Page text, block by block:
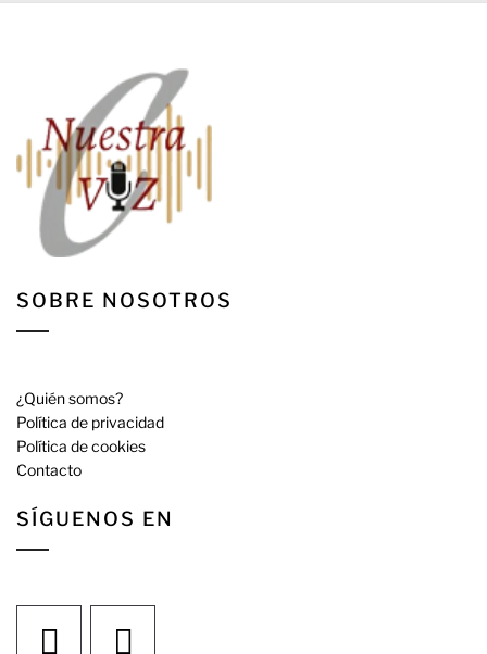
SOBRE NOSOTROS
¿Quién somos?
Política de privacidad
Política de cookies
Contacto
SÍGUENOS EN